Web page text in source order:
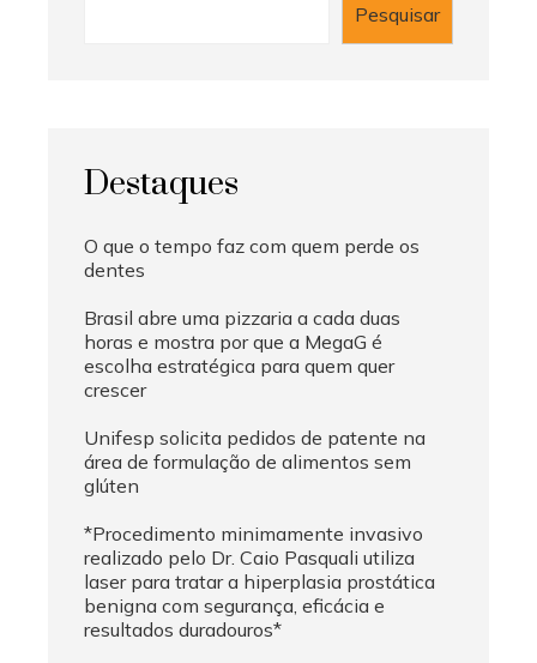
Pesquisar
Destaques
O que o tempo faz com quem perde os
dentes
Brasil abre uma pizzaria a cada duas
horas e mostra por que a MegaG é
escolha estratégica para quem quer
crescer
Unifesp solicita pedidos de patente na
área de formulação de alimentos sem
glúten
*Procedimento minimamente invasivo
realizado pelo Dr. Caio Pasquali utiliza
laser para tratar a hiperplasia prostática
benigna com segurança, eficácia e
resultados duradouros*